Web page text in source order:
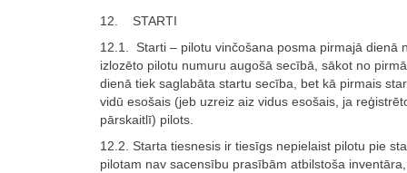
12. STARTI
12.1. Starti – pilotu vinčošana posma pirmajā dienā
izlozēto pilotu numuru augošā secībā, sākot no
dienā tiek saglabāta startu secība, bet kā pirmais
vidū esošais (jeb uzreiz aiz vidus esošais, ja
pārskaitlī) pilots.
12.2. Starta tiesnesis ir tiesīgs nepielaist pilotu pie
pilotam nav sacensību prasībām atbilstoša